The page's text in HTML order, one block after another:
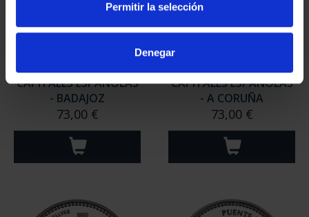
Permitir la selección
Denegar
CAPITALES ESPAÑOLAS
- BADAJOZ
73,00 €
CAPITALES ESPAÑOLAS
- A CORUÑA
73,00 €